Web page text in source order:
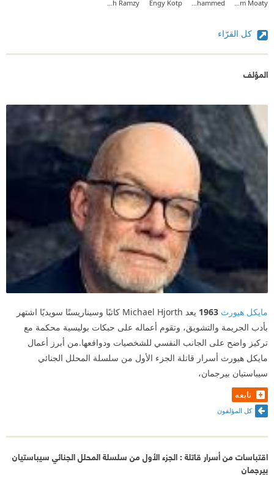
Ibrahim Moaty
Fatma Muhammed
Engy Kotp
Mina Mamdouh Ramzy
كل القرّاء
المؤلف
مايكل هيورث 1963
يعد Michael Hjorth كاتبًا وسيناريستًا سويديًا اشتهر
بأدب الجريمة والتشويق، وتقوم أعماله على حبكات بوليسية محكمة مع
تركيز واضح على الجانب النفسي للشخصيات ودوافعها.من أبرز أعمال
مايكل هيورث أسرار قاتلة الجزء الأول من سلسلة المحلل الجنائي
سيباستيان بيرجمان،
تابعه
كل المؤلفون
اقتباسات من أسرار قاتلة : الجزء الأول من سلسلة المحلل الجنائي سيباستيان
بيرجمان